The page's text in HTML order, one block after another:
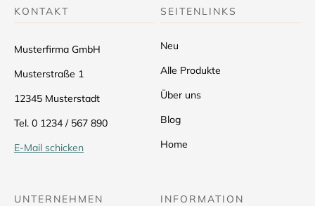
KONTAKT
Musterfirma GmbH
Musterstraße 1
12345 Musterstadt
Tel. 0 1234 / 567 890
E-Mail schicken
SEITENLINKS
Neu
Alle Produkte
Über uns
Blog
Home
UNTERNEHMEN INFORMATION